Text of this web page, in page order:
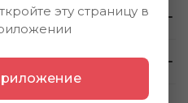
эту страницу в